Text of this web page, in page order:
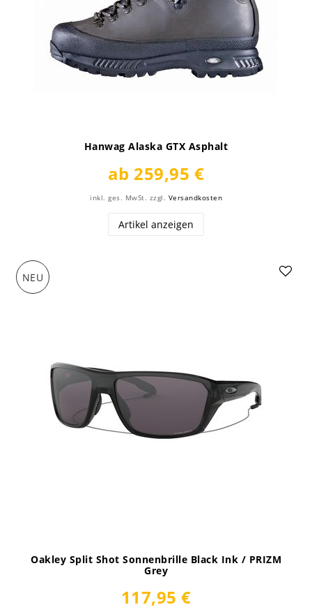
Hanwag Alaska GTX Asphalt
ab 259,95 €
inkl. ges. MwSt. zzgl. Versandkosten
Artikel anzeigen
NEU
Oakley Split Shot Sonnenbrille Black Ink / PRIZM
Grey
117,95 €